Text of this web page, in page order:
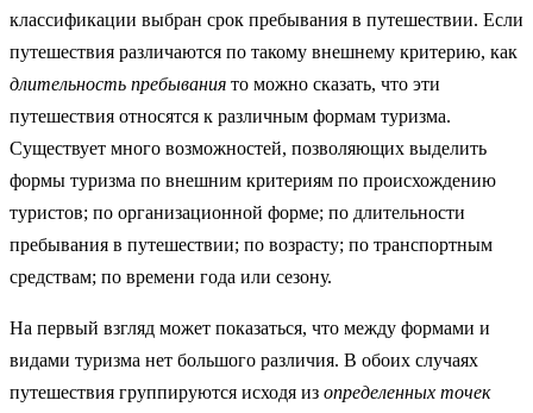
классификации выбран срок пребывания в путешествии. Если
путешествия различаются по такому внешнему критерию, как
длительность пребывания то можно сказать, что эти
путешествия относятся к различным формам туризма.
Существует много возможностей, позволяющих выделить
формы туризма по внешним критериям по происхождению
туристов; по организационной форме; по длительности
пребывания в путешествии; по возрасту; по транспортным
средствам; по времени года или сезону.
На первый взгляд может показаться, что между формами и
видами туризма нет большого различия. В обоих случаях
путешествия группируются исходя из определенных точек